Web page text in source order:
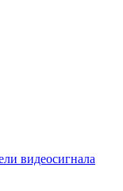
видеосигнала